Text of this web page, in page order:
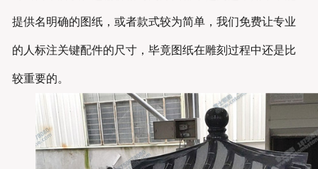
提供名明确的图纸，或者款式较为简单，我们免费让专业
的人标注关键配件的尺寸，毕竟图纸在雕刻过程中还是比
较重要的。